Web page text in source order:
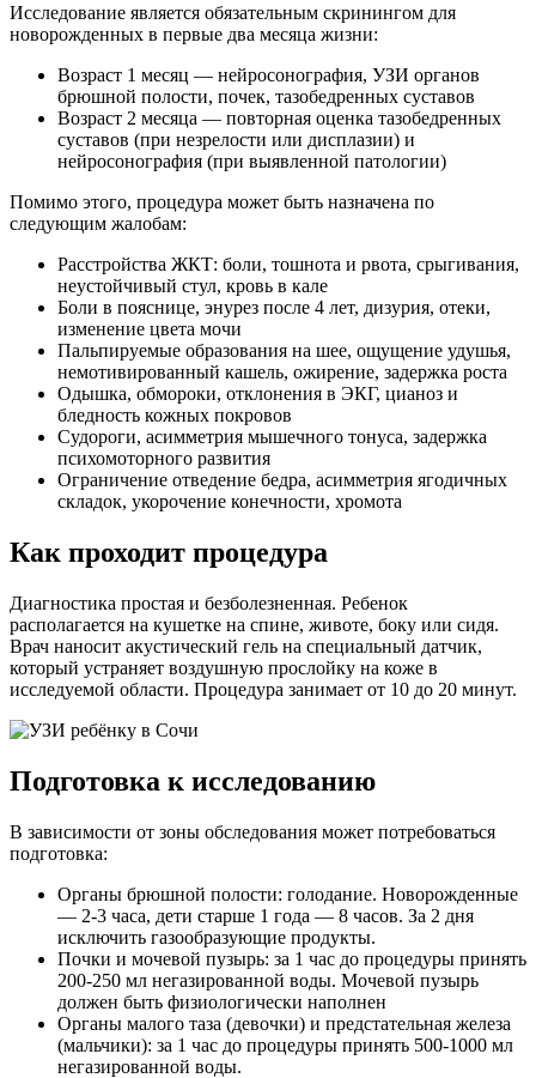
Исследование является обязательным скринингом для
новорожденных в первые два месяца жизни:
Возраст 1 месяц — нейросонография, УЗИ органов
брюшной полости, почек, тазобедренных суставов
Возраст 2 месяца — повторная оценка тазобедренных
суставов (при незрелости или дисплазии) и
нейросонография (при выявленной патологии)
Помимо этого, процедура может быть назначена по
следующим жалобам:
Расстройства ЖКТ: боли, тошнота и рвота, срыгивания,
неустойчивый стул, кровь в кале
Боли в пояснице, энурез после 4 лет, дизурия, отеки,
изменение цвета мочи
Пальпируемые образования на шее, ощущение удушья,
немотивированный кашель, ожирение, задержка роста
Одышка, обмороки, отклонения в ЭКГ, цианоз и
бледность кожных покровов
Судороги, асимметрия мышечного тонуса, задержка
психомоторного развития
Ограничение отведение бедра, асимметрия ягодичных
складок, укорочение конечности, хромота
Как проходит процедура
Диагностика простая и безболезненная. Ребенок
располагается на кушетке на спине, животе, боку или сидя.
Врач наносит акустический гель на специальный датчик,
который устраняет воздушную прослойку на коже в
исследуемой области. Процедура занимает от 10 до 20 минут.
Подготовка к исследованию
В зависимости от зоны обследования может потребоваться
подготовка:
Органы брюшной полости: голодание. Новорожденные
— 2-3 часа, дети старше 1 года — 8 часов. За 2 дня
исключить газообразующие продукты.
Почки и мочевой пузырь: за 1 час до процедуры принять
200-250 мл негазированной воды. Мочевой пузырь
должен быть физиологически наполнен
Органы малого таза (девочки) и предстательная железа
(мальчики): за 1 час до процедуры принять 500-1000 мл
негазированной воды.